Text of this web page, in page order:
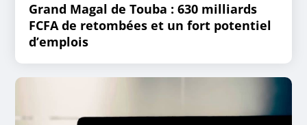
Grand Magal de Touba : 630 milliards
FCFA de retombées et un fort potentiel
d’emplois